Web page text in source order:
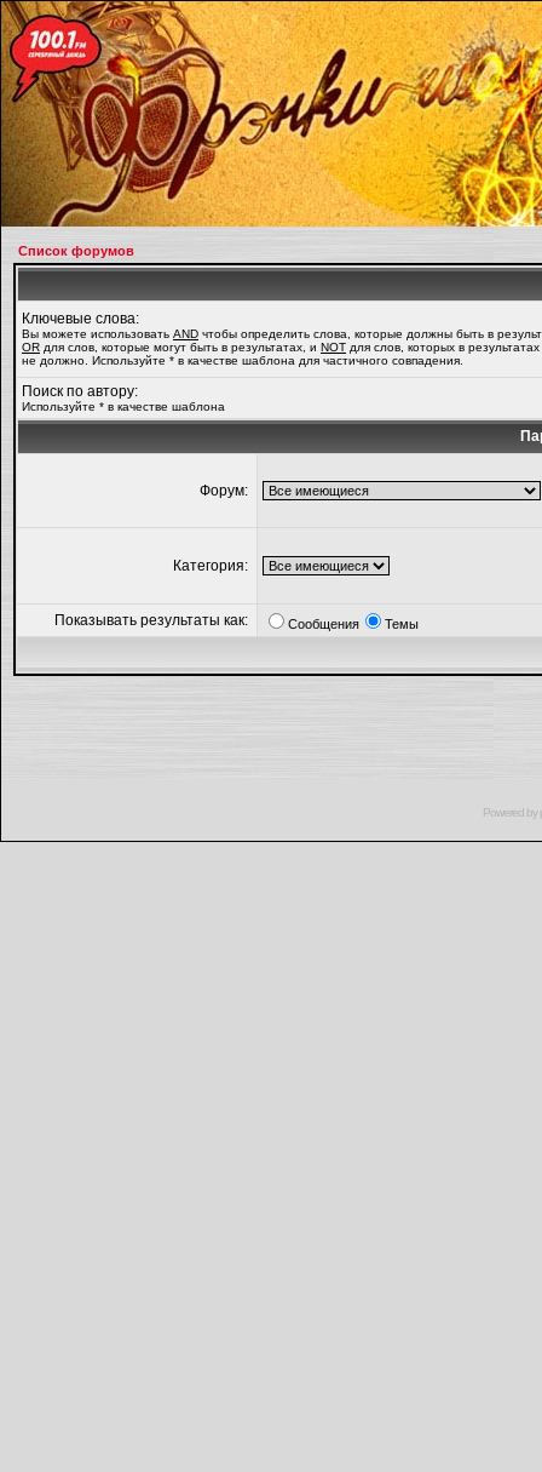
Список форумов
Ключевые слова:
Вы можете использовать AND чтобы определить слова, которые должны быть в
OR для слов, которые могут быть в результатах, и NOT для слов, которых в
не должно. Используйте * в качестве шаблона для частичного совпадения.
Поиск по автору:
Используйте * в качестве шаблона
Форум:
Категория:
Показывать результаты как: Сообщения Темы
Powered by